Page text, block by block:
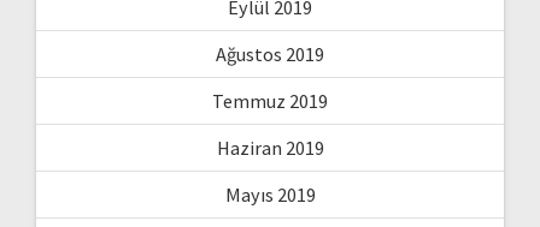
Eylül 2019
Ağustos 2019
Temmuz 2019
Haziran 2019
Mayıs 2019